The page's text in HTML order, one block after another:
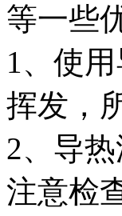
等一些
1、使
挥发，
2、导
注意检